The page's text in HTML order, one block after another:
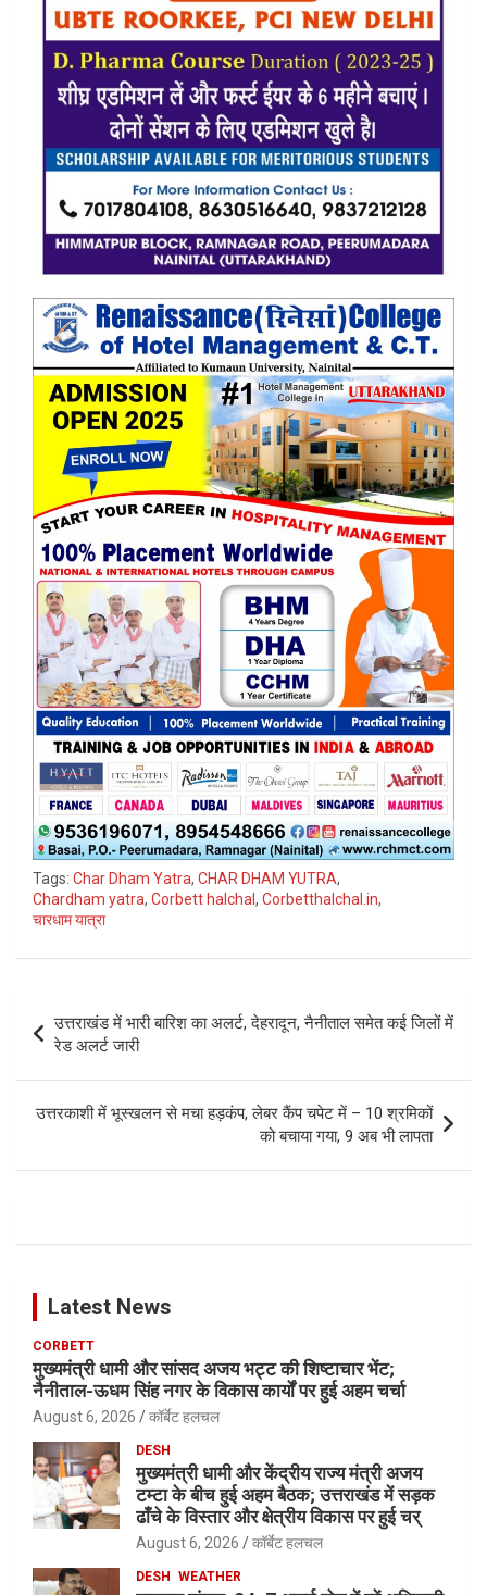
Tags: Char Dham Yatra, CHAR DHAM YUTRA,
Chardham yatra, Corbett halchal , Corbetthalchal.in,
चारधाम यात्रा
navigation
उत्तराखंड में भारी बारिश का अलर्ट, देहरादून, नैनीताल समेत कई जिलों में
रेड अलर्ट जारी
उत्तरकाशी में भूस्खलन से मचा हड़कंप, लेबर कैंप चपेट में – 10 श्रमिकों
को बचाया गया, 9 अब भी लापता
Latest News
CORBETT
मुख्यमंत्री धामी और सांसद अजय भट्ट की शिष्टाचार भेंट;
नैनीताल-ऊधम सिंह नगर के विकास कार्यों पर हुई अहम चर्चा
August 6, 2026 कॉर्बेट हलचल
DESH
मुख्यमंत्री धामी और केंद्रीय राज्य मंत्री अजय
टम्टा के बीच हुई अहम बैठक; उत्तराखंड में सड़क
ढाँचे के विस्तार और क्षेत्रीय विकास पर हुई चर्
August 6, 2026 कॉर्बेट हलचल
DESH WEATHER